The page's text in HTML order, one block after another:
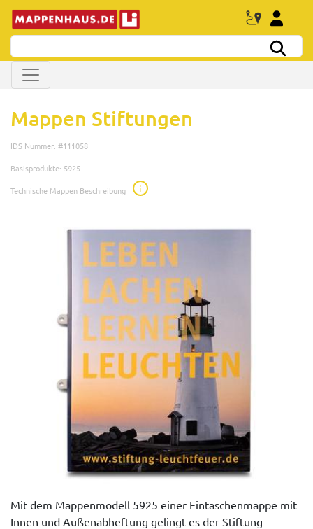
Mappen Stiftungen
IDS Nummer: #111058
Basisprodukte: 5925
Technische Mappen Beschreibung
i
Mit dem Mappenmodell 5925 einer Eintaschenmappe mit
Innen und Außenabheftung gelingt es der Stiftung-